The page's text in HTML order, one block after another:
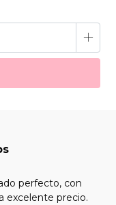
+
perfecto, con
excelente precio.